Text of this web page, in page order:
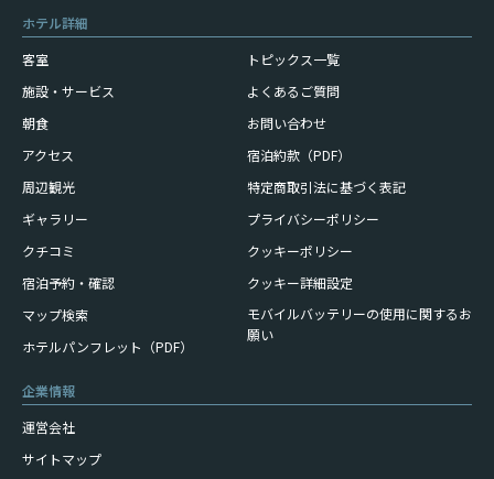
ホテル詳細
客室
施設・サービス
朝食
アクセス
周辺観光
ギャラリー
クチコミ
宿泊予約・確認
マップ検索
ホテルパンフレット（PDF）
トピックス一覧
よくあるご質問
お問い合わせ
宿泊約款（PDF）
特定商取引法に基づく表記
プライバシーポリシー
クッキーポリシー
クッキー詳細設定
モバイルバッテリーの使用に関するお
願い
企業情報
運営会社
サイトマップ